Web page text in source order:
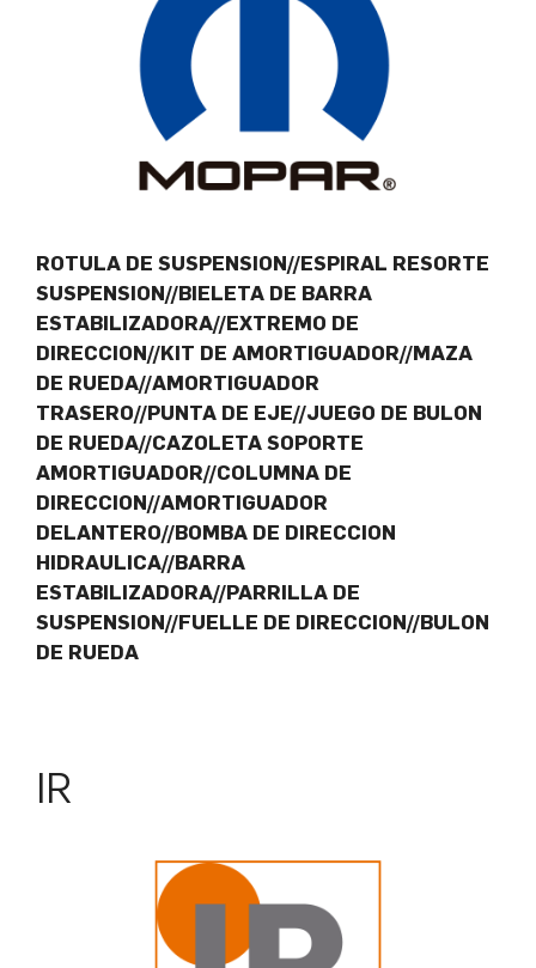
ROTULA DE SUSPENSION//ESPIRAL RESORTE
SUSPENSION//BIELETA DE BARRA
ESTABILIZADORA//EXTREMO DE
DIRECCION//KIT DE AMORTIGUADOR//MAZA
DE RUEDA//AMORTIGUADOR
TRASERO//PUNTA DE EJE//JUEGO DE BULON
DE RUEDA//CAZOLETA SOPORTE
AMORTIGUADOR//COLUMNA DE
DIRECCION//AMORTIGUADOR
DELANTERO//BOMBA DE DIRECCION
HIDRAULICA//BARRA
ESTABILIZADORA//PARRILLA DE
SUSPENSION//FUELLE DE DIRECCION//BULON
DE RUEDA
IR